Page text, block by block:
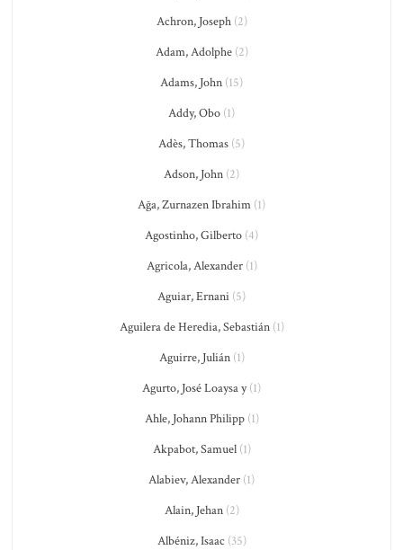
Achron, Joseph(2)
Adam, Adolphe(2)
Adams, John (15)
Addy, Obo (1)
Adès, Thomas (5)
Adson, John (2)
Ağa, Zurnazen Ibrahim (1)
Agostinho, Gilberto (4)
Agricola, Alexander(1)
Aguiar, Ernani (5)
Aguilera de Heredia, Sebastián(1)
Aguirre, Julián(1)
Agurto, José Loaysa y(1)
Ahle, Johann Philipp(1)
Akpabot, Samuel(1)
Alabiev, Alexander (1)
Alain, Jehan(2)
Albéniz, Isaac (35)